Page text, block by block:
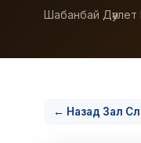
Шабанбай Дәулет
← Назад Зал